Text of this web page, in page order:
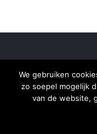
© 2025 -
We gebruiken
zo soepel mogelijk
van de website,